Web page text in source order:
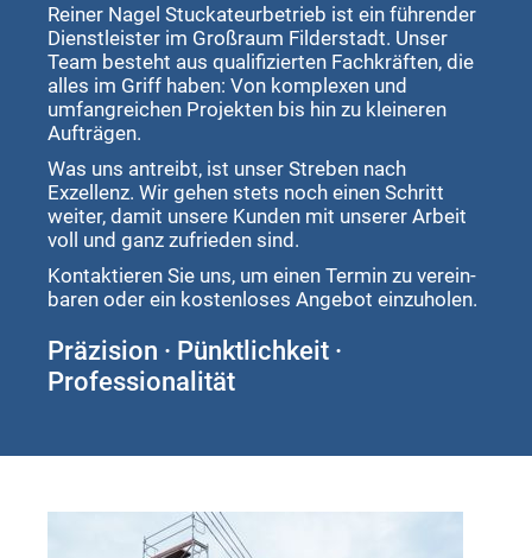
Reiner Nagel Stuckateurbetrieb ist ein führender
Dienstleister im Großraum Filderstadt. Unser
Team besteht aus qualifizierten Fachkräften, die
alles im Griff haben: Von komplexen und
umfangreichen Projekten bis hin zu kleineren
Aufträgen.
Was uns antreibt, ist unser Streben nach
Exzellenz. Wir gehen stets noch einen Schritt
weiter, damit unsere Kunden mit unserer Arbeit
voll und ganz zufrieden sind.
Kontaktieren Sie uns, um einen Termin zu verein­­
baren oder ein kostenloses Angebot einzuholen.
Präzision · Pünktlichkeit ·
Professionalität